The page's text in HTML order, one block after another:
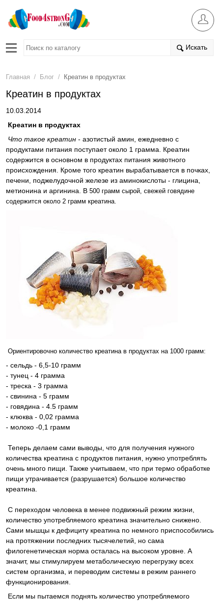
Искать
Главная / Блог / Креатин в продуктах
Креатин в продуктах
10.03.2014
Креатин в продуктах
Что такое креатин - азотистый амин, ежедневно с
продуктами питания поступает около 1 грамма. Креатин
содержится в основном в продуктах питания животного
происхождения. Кроме того креатин вырабатывается в почках,
печени, поджелудочной железе из аминокислоты - глицина,
метионина и аргинина. В 500 грамм сырой, свежей говядине
содержится около 2 грамм креатина.
Ориентировочно количество креатина в продуктах на 1000 грамм:
- сельдь - 6,5-10 грамм
- тунец - 4 грамма
- треска - 3 грамма
- свинина - 5 грамм
- говядина - 4.5 грамм
- клюква - 0,02 грамма
- молоко -0,1 грамм
Теперь делаем сами выводы, что для получения нужного
количества креатина с продуктов питания, нужно употреблять
очень много пищи. Также учитываем, что при термо обработке
пищи утрачивается (разрушается) большое количество
креатина.
С переходом человека в менее подвижный режим жизни,
количество употребляемого креатина значительно снижено.
Сами мышцы к дефициту креатина по немного приспособились
на протяжении последних тысячелетий, но сама
филогенетическая норма осталась на высоком уровне. А
значит, мы стимулируем метаболическую перегрузку всех
систем организма, и переводим системы в режим раннего
функционирования.
Если мы пытаемся поднять количество употребляемого